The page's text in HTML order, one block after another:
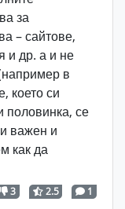
за
– сайтове,
и др. а и не
в
което си
половинка, се
важен и
как да
3 2.5 1